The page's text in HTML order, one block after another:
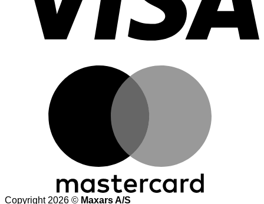
Copyright 2026 © Maxars A/S